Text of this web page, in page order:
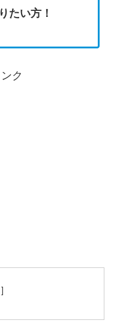
たい方！
ク